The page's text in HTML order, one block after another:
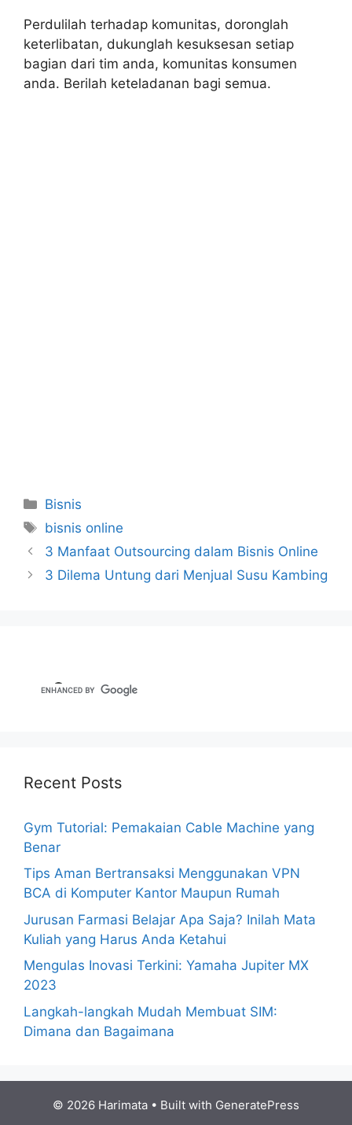
Perdulilah terhadap komunitas, doronglah
keterlibatan, dukunglah kesuksesan setiap
bagian dari tim anda, komunitas konsumen
anda. Berilah keteladanan bagi semua.
Categories
Bisnis
Tags
bisnis online
3 Manfaat Outsourcing dalam Bisnis Online
3 Dilema Untung dari Menjual Susu Kambing
Recent Posts
Gym Tutorial: Pemakaian Cable Machine yang
Benar
Tips Aman Bertransaksi Menggunakan VPN
BCA di Komputer Kantor Maupun Rumah
Jurusan Farmasi Belajar Apa Saja? Inilah Mata
Kuliah yang Harus Anda Ketahui
Mengulas Inovasi Terkini: Yamaha Jupiter MX
2023
Langkah-langkah Mudah Membuat SIM:
Dimana dan Bagaimana
© 2026 Harimata • Built with GeneratePress